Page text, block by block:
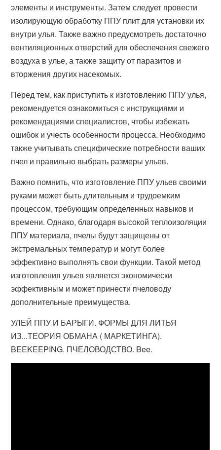
элементы и инструменты. Затем следует провести
изолирующую обработку ППУ плит для установки их
внутри улья. Также важно предусмотреть достаточно
вентиляционных отверстий для обеспечения свежего
воздуха в улье, а также защиту от паразитов и
вторжения других насекомых.
Перед тем, как приступить к изготовлению ППУ улья,
рекомендуется ознакомиться с инструкциями и
рекомендациями специалистов, чтобы избежать
ошибок и учесть особенности процесса. Необходимо
также учитывать специфические потребности ваших
пчел и правильно выбрать размеры ульев.
Важно помнить, что изготовление ППУ ульев своими
руками может быть длительным и трудоемким
процессом, требующим определенных навыков и
времени. Однако, благодаря высокой теплоизоляции
ППУ материала, пчелы будут защищены от
экстремальных температур и могут более
эффективно выполнять свои функции. Такой метод
изготовления ульев является экономически
эффективным и может принести пчеловоду
дополнительные преимущества.
УЛЕЙ ППУ И БАРЫГИ. ФОРМЫ ДЛЯ ЛИТЬЯ
ИЗ...ТЕОРИЯ ОБМАНА ( МАРКЕТИНГА).
BEEKEEPING. ПЧЕЛОВОДСТВО. Bee.